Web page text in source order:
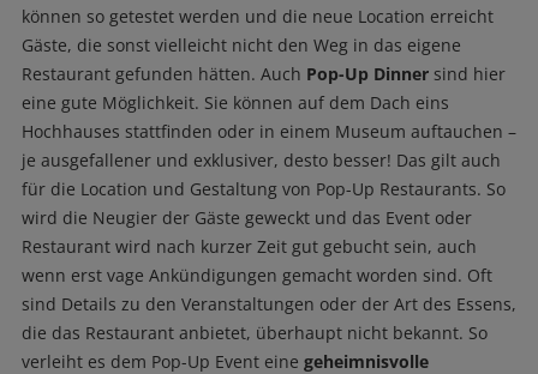
können so getestet werden und die neue Location erreicht
Gäste, die sonst vielleicht nicht den Weg in das eigene
Restaurant gefunden hätten. Auch Pop-Up Dinnersind hier
eine gute Möglichkeit. Sie können auf dem Dach eins
Hochhauses stattfinden oder in einem Museum auftauchen –
je ausgefallener und exklusiver, desto besser! Das gilt auch
für die Location und Gestaltung von Pop-Up Restaurants. So
wird die Neugier der Gäste geweckt und das Event oder
Restaurant wird nach kurzer Zeit gut gebucht sein, auch
wenn erst vage Ankündigungen gemacht worden sind. Oft
sind Details zu den Veranstaltungen oder der Art des Essens,
die das Restaurant anbietet, überhaupt nicht bekannt. So
verleiht es dem Pop-Up Event eine geheimnisvolle